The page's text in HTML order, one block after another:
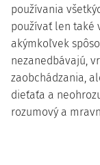
používania
používať len také
akýmkoľvek
nezanedbávajú,
zaobchádzania,
dieťaťa a
rozumový a